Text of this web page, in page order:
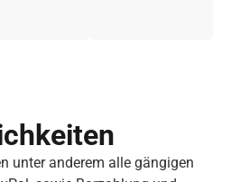
unter anderem alle gängigen